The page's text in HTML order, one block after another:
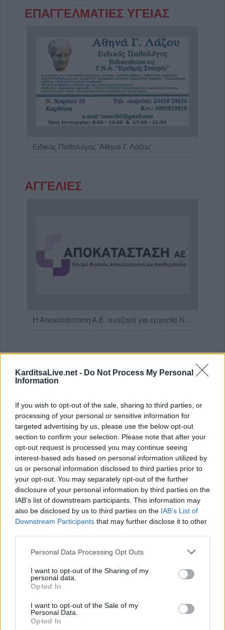
KarditsaLive.net - Do Not Process My Personal
Information
If you wish to opt-out of the sale, sharing to third parties, or
processing of your personal or sensitive information for
targeted advertising by us, please use the below opt-out
section to confirm your selection. Please note that after your
opt-out request is processed you may continue seeing
interest-based ads based on personal information utilized by
us or personal information disclosed to third parties prior to
your opt-out. You may separately opt-out of the further
disclosure of your personal information by third parties on the
IAB’s list of downstream participants. This information may
also be disclosed by us to third parties on the IAB’s List of
Downstream Participants that may further disclose it to other
Personal Data Processing Opt Outs
I want to opt-out of the Sharing of my
personal data.
Opted In
I want to opt-out of the Sale of my
Personal Data.
Opted In
ΕΠΑΓΓΕΛΜΑΤΙΕΣ ΥΓΕΙΑΣ
Ειδικός Παθολόγος 'Αθηνά Γ. Λάζου'
ΑΓΓΕΛΙΕΣ
Η Αποκατάσταση Α.Ε. αναζητά για εργασία Νοσηλευτές και Βοηθούς Νοσηλευτές
ΤΕΛΕΥΤΑΙΑ ΝΕΑ
Με την πλάτη στον τοίχο ο ΠΑΟΚ - Ήττα
εντός (0-1) από την Άντερλεχτ
Πλήρως επισκέψιμοι δύο αρχαιολογικοί
χώροι στο ν. Καρδίτσας, δυνατότητα
από 20 τραυματίες
6 Αυγούστου 2026, 21:11
Συρία: Δύο νεκροί και 13 τραυματίες από
έκρηξη βόμβας σε λεωφορείο